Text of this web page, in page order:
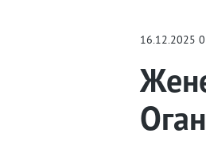
16.12.2025